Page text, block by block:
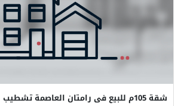
شقة 105م للبيع فى رامتان العاصمة تشطيب الترا لوكس